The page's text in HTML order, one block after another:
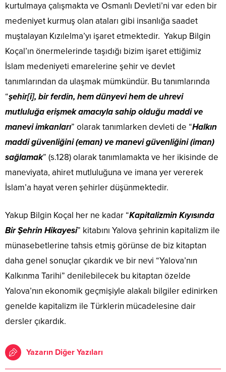
kurtulmaya çalışmakta ve Osmanlı Devleti’ni var eden bir
medeniyet kurmuş olan ataları gibi insanlığa saadet
muştalayan Kızılelma’yı işaret etmektedir. Yakup Bilgin
Koçal’ın önermelerinde taşıdığı bizim işaret ettiğimiz
İslam medeniyeti emarelerine şehir ve devlet
tanımlarından da ulaşmak mümkündür. Bu tanımlarında
“şehir[i], bir ferdin, hem dünyevi hem de uhrevi
mutluluğa erişmek amacıyla sahip olduğu maddi ve
manevi imkanları” olarak tanımlarken devleti de “Halkın
maddi güvenliğini (eman) ve manevi güvenliğini (iman)
sağlamak” (s.128) olarak tanımlamakta ve her ikisinde de
maneviyata, ahiret mutluluğuna ve imana yer vererek
İslam’a hayat veren şehirler düşünmektedir.
Yakup Bilgin Koçal her ne kadar “Kapitalizmin Kıyısında
Bir Şehrin Hikayesi” kitabını Yalova şehrinin kapitalizm ile
münasebetlerine tahsis etmiş görünse de biz kitaptan
daha genel sonuçlar çıkardık ve bir nevi “Yalova’nın
Kalkınma Tarihi” denilebilecek bu kitaptan özelde
Yalova’nın ekonomik geçmişiyle alakalı bilgiler edinirken
genelde kapitalizm ile Türklerin mücadelesine dair
dersler çıkardık.
Yazarın Diğer Yazıları